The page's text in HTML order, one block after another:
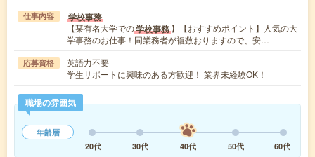
仕事内容 学校事務
【某有名大学での学校事務】【おすすめポイント】人気の大
学事務のお仕事！同業務者が複数おりますので、安…
応募資格
英語力不要
学生サポートに興味のある方歓迎！ 業界未経験OK！
職場の雰囲気
年齢層
20代
30代 40代 50代 60代